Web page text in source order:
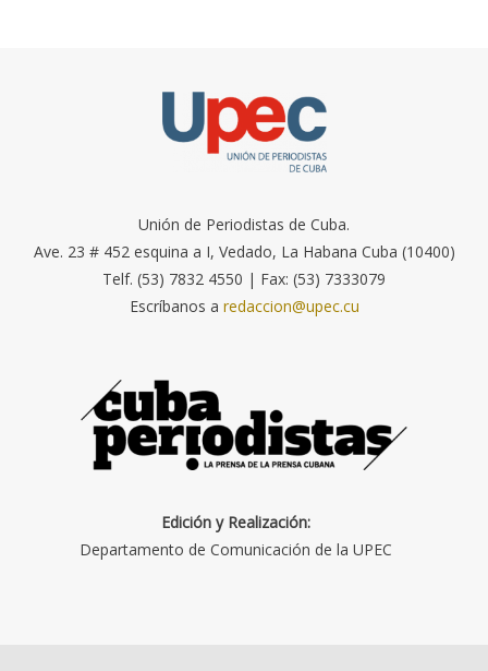
Unión de Periodistas de Cuba.
Ave. 23 # 452 esquina a I, Vedado, La Habana Cuba (10400)
Telf. (53) 7832 4550 | Fax: (53) 7333079
Escríbanos a redaccion@upec.cu
Edición y Realización:
Departamento de Comunicación de la UPEC